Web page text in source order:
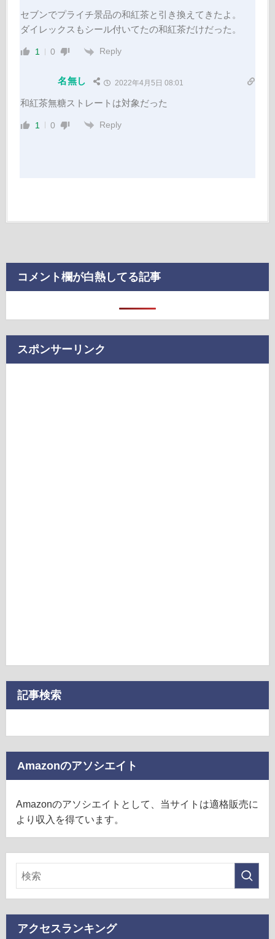
セブンでプライチ景品の和紅茶と引き換えてきたよ。
ダイレックスもシール付いてたの和紅茶だけだった。
1 0 Reply
名無し 2022年4月5日 08:01
和紅茶無糖ストレートは対象だった
1 0 Reply
コメント欄が白熱してる記事
スポンサーリンク
記事検索
Amazonのアソシエイト
Amazonのアソシエイトとして、当サイトは適格販売に
より収入を得ています。
アクセスランキング